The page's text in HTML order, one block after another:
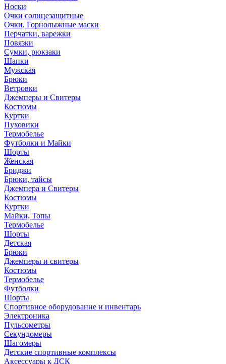
Носки
Очки солнцезащитные
Очки, Горнолыжные маски
Перчатки, варежки
Повязки
Сумки, рюкзаки
Шапки
Мужская
Брюки
Ветровки
Джемперы и Свитеры
Костюмы
Куртки
Пуховики
Термобелье
Футболки и Майки
Шорты
Женская
Бриджи
Брюки, тайсы
Джемпера и Свитеры
Костюмы
Куртки
Майки, Топы
Термобелье
Шорты
Детская
Брюки
Джемперы и свитеры
Костюмы
Термобелье
Футболки
Шорты
Спортивное оборудование и инвентарь
Электроника
Пульсометры
Секундомеры
Шагомеры
Детские спортивные комплексы
Аксессуары к ДСК